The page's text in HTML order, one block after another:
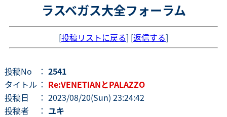
ラスベガス大全フォーラム
[投稿リストに戻る] [返信する]
投稿No ： 2541
タイトル ： Re:VENETIANとPALAZZO
投稿日
： 2023/08/20(Sun) 23:24:42
投稿者
： ユキ